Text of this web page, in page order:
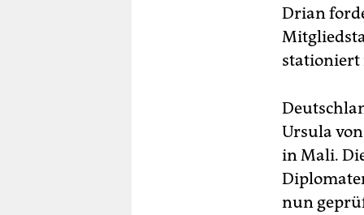
Drian
stationiert
Ursula
in Mali.
nun